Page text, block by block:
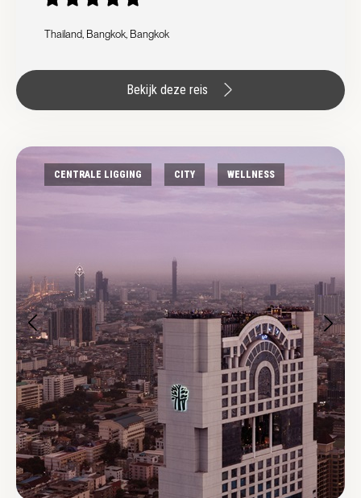
Thailand, Bangkok, Bangkok
Bekijk deze reis
CENTRALE LIGGING CITY WELLNESS